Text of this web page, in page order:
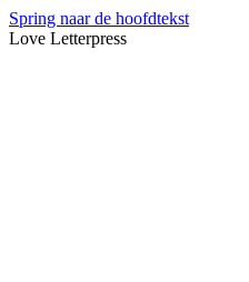
Spring naar de hoofdtekst
Love Letterpress